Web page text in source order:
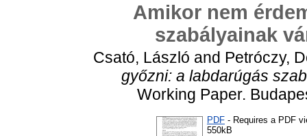
Amikor nem
szabályainak
Csató, László and Petróczy,
győzni: a labdarúgás
Working Paper.
PDF - Requires a PDF
550kB